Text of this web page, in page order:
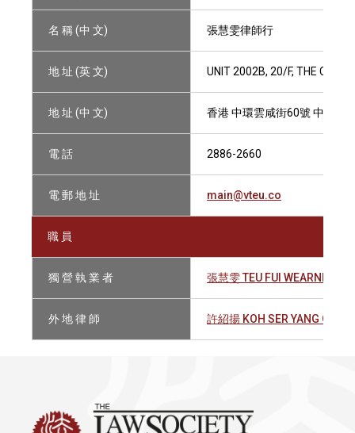
名 稱 (中 文) 張慧雯律師行
地 址 (英 文) UNIT 2002B, 20/F, THE
地 址 (中 文) 香港 中環雲咸街60號 中央廣
電 話 2886-2660
電 郵 地 址 main@vteu.co
職 員
獨 營 執 業 者 張慧雯 TEU FUI WEARNE
外 地 律 師 許紹揚 KOH SER YANG